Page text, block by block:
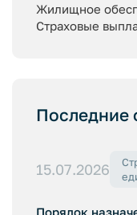
Жилищное
Страховые
Последние
15.07.2026
Порядок